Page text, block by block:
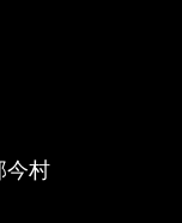
今村